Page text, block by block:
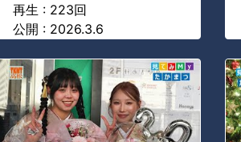
再生 : 223回
公開 : 2026.3.6